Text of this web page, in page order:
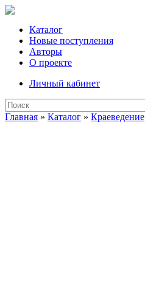
Каталог
Новые поступления
Авторы
О проекте
Личный кабинет
Главная » Каталог » Краеведение